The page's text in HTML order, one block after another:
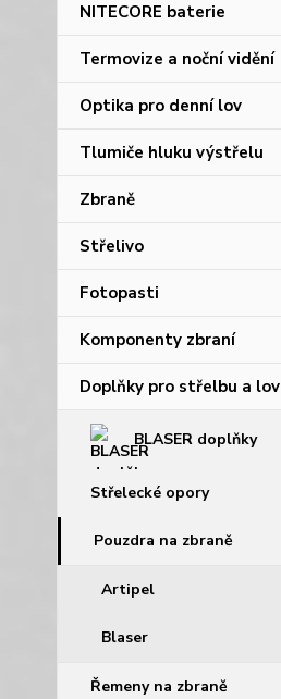
NITECORE baterie
Termovize a noční vidění
Optika pro denní lov
Tlumiče hluku výstřelu
Zbraně
Střelivo
Fotopasti
Komponenty zbraní
Doplňky pro střelbu a lov
BLASER doplňky
Střelecké opory
Pouzdra na zbraně
Artipel
Blaser
Řemeny na zbraně